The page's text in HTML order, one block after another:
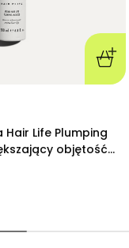
Hair Life Plumping
objętość